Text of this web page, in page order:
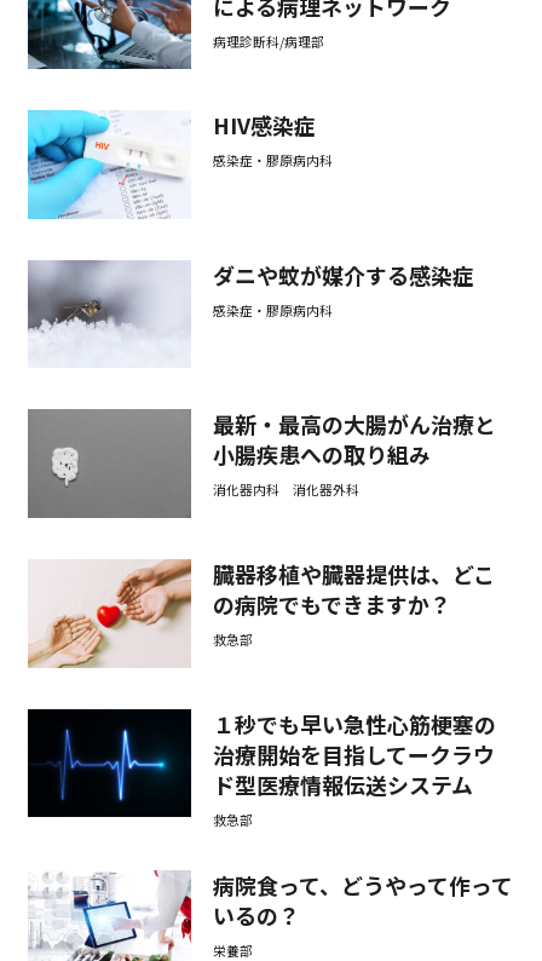
病理診断科/病理部
HIV感染症
感染症・膠原病内科
ダニや蚊が媒介する感染症
感染症・膠原病内科
最新・最高の大腸がん治療と
小腸疾患への取り組み
消化器内科 消化器外科
臓器移植や臓器提供は、どこ
の病院でもできますか？
救急部
１秒でも早い急性心筋梗塞の
治療開始を目指してークラウ
ド型医療情報伝送システム
救急部
病院食って、どうやって作って
いるの？
栄養部